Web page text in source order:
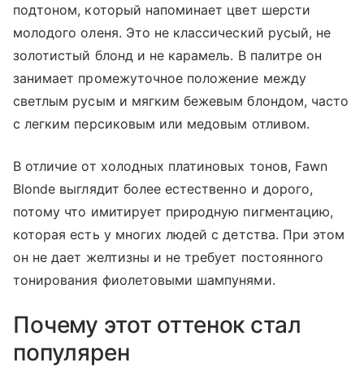
подтоном, который напоминает цвет шерсти
молодого оленя. Это не классический русый, не
золотистый блонд и не карамель. В палитре он
занимает промежуточное положение между
светлым русым и мягким бежевым блондом, часто
с легким персиковым или медовым отливом.
В отличие от холодных платиновых тонов, Fawn
Blonde выглядит более естественно и дорого,
потому что имитирует природную пигментацию,
которая есть у многих людей с детства. При этом
он не дает желтизны и не требует постоянного
тонирования фиолетовыми шампунями.
Почему этот оттенок стал
популярен